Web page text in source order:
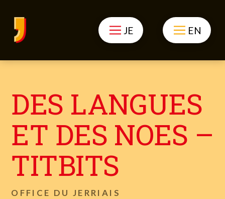
JE EN
DES LANGUES
ET DES NOES –
TITBITS
OFFICE DU JERRIAIS